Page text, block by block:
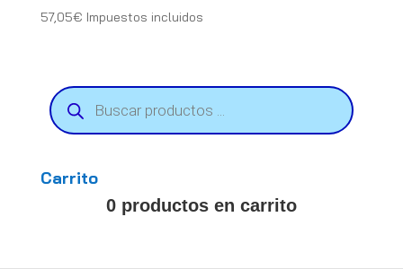
57,05€ Impuestos incluidos
Búsqueda
de
productos
Carrito
0 productos en carrito